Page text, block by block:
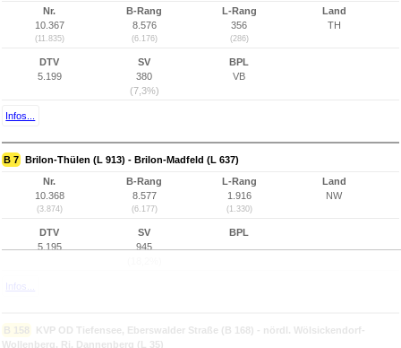
Nr.
10.367
(11.835)
B-Rang
8.576
(6.176)
L-Rang
356
(286)
Land
TH
DTV
5.199
SV
380
(7,3%)
BPL
VB
Infos...
B 7 Brilon-Thülen (L 913) - Brilon-Madfeld (L 637)
Nr.
10.368
(3.874)
B-Rang
8.577
(6.177)
L-Rang
1.916
(1.330)
Land
NW
DTV
5.195
SV
945
BPL
Infos...
B 158
KVP OD Tiefensee, Eberswalder Straße (B 168) - nördl. Wölsickendorf-
Wollenberg, Ri. Dannenberg (L 35)